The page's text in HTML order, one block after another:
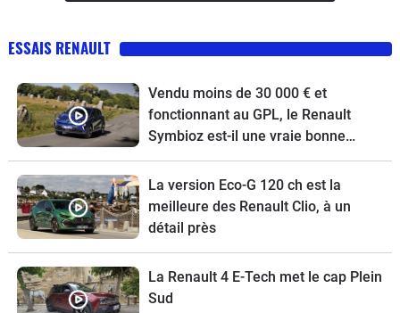
ESSAIS RENAULT
Vendu moins de 30 000 € et
fonctionnant au GPL, le Renault
Symbioz est-il une vraie bonne
affaire !
La version Eco-G 120 ch est la
meilleure des Renault Clio, à un
détail près
La Renault 4 E-Tech met le cap Plein
Sud